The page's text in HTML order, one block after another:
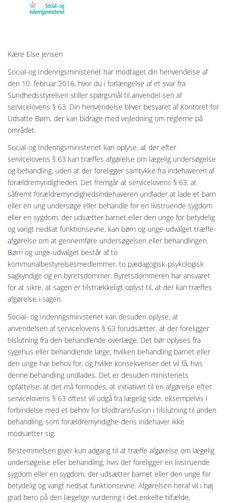
Kære Else Jensen
Social-og Indenrigsministeriet har modtaget din henvendelse af
den 10. februar 2016, hvor du i forlængelse af et svar fra
Sundhedsstyrelsen stiller spørgsmål til anvendel-sen af
servicelovens § 63. Din henvendelse bliver besvaret af Kontoret for
Udsatte Børn, der kan bidrage med vejledning om reglerne på
området.
Social-og Indenrigsministeriet kan oplyse, at der efter
servicelovens § 63 kan træffes afgørelse om lægelig undersøgelse
og behandling, uden at der foreligger samtykke fra indehaveren af
forældremyndigheden. Det fremgår at servicelovens § 63, at
såfremt forældremyndighedsindehaveren undlader at lade et barn
eller en ung undersøge eller behandle foren livstruende sygdom
eller en sygdom, der udsætter barnet eller den unge for betydelig
og varigt nedsat funktionsevne, kan børn og unge-udvalget træffe
afgørelse om at gennemføre undersøgelsen eller behandlingen.
Børn og unge-udvalget består af to
kommunalbestyrelsesmedlemmer, to pædagogisk-psykologisk
sagkyndige og en byretsdommer. Byretsdommeren har ansvaret
for at sikre, at sagen er tilstrækkeligt oplyst til, at der kan træffes
afgørelse i sagen.
Social- og Indenrigsministeriet kan desuden oplyse, at
anvendelsen af servicelovens § 63 forudsætter, at der foreligger
tilslutning fra den behandlende overlæge. Det bør oplyses fra
sygehus eller behandlende læge, hvilken behandling barnet eller
den unge har behov for, og hvilke konsekvenser det vil få, hvis
denne behandling undlades. Det er desuden ministeriets
opfattelse, at det må formodes, at initiativet til en afgørelse efter
servicelovens § 63 oftest vil udgå fra lægelig side, eksempelvis i
forbindelse med et behov for blodtransfusion i tilslutning til anden
behandling, som forældremyndighe-dens indehaver ikke
modsætter sig.
Bestemmelsen giver kun adgang til at træffe afgørelse om lægelig
undersøgelse eller behandling, hvis der foreligger en livstruende
sygdom eller en sygdom, der udsætter barnet eller den unge for
betydelig og varigt nedsat funktionsevne. Afgørelsen heraf vil i høj
grad bero på den lægelige vurdering i det enkelte tilfælde.